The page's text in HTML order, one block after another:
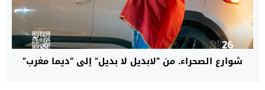
شوارع الصحراء. من “لابديل لا بديل” إلى “ديما مغرب”